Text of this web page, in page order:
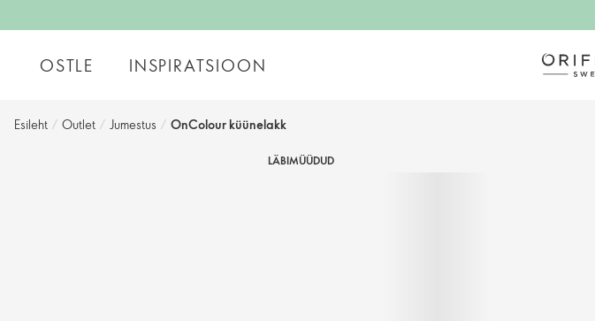
OSTLE INSPIRATSIOON
Esileht / Outlet / Jumestus / OnColour küünelakk
LÄBIMÜÜDUD